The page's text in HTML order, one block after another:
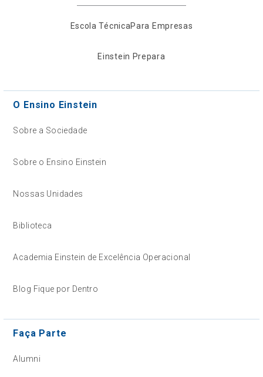
Escola TécnicaPara Empresas
Einstein Prepara
O Ensino Einstein
Sobre a Sociedade
Sobre o Ensino Einstein
Nossas Unidades
Biblioteca
Academia Einstein de Excelência Operacional
Blog Fique por Dentro
Faça Parte
Alumni